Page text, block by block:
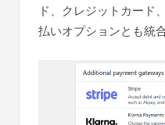
ド、クレジットカード
払いオプションとも統